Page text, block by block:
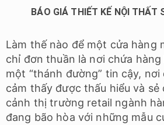
BÁO GIÁ THIẾT KẾ NỘI THẤT
Làm thế nào để một cửa hàng
chỉ đơn thuần là nơi chứa
một “thánh đường” tin cậy,
cảm thấy được thấu hiểu và sẻ
cảnh thị trường retail ngành
đang bão hòa với những mẫu